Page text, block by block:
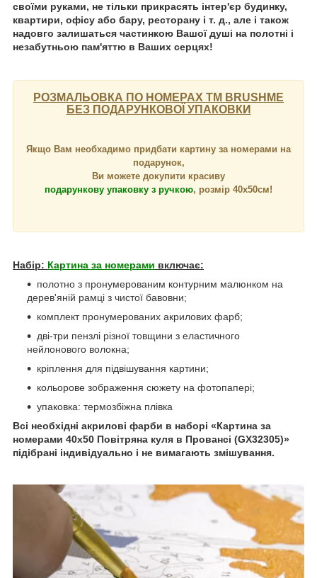
своїми руками, не тільки прикрасять інтер'єр будинку,
квартири, офісу або бару, ресторану і т. д., але і також
надовго залишаться частинкою Вашої душі на полотні і
незабутньою пам'яттю в Ваших серцях!
РОЗМАЛЬОВКА ПО НОМЕРАХ ТМ BRUSHME
БЕЗ ПОДАРУНКОВОЇ УПАКОВКИ
Якщо Вам необхадимо придбати картину за номерами на
подарунок,
Ви можете докупити красиву
подарункову упаковку з ручкою, розмір 40х50см!
Набір: Картина за номерами включає:
полотно з пронумерованим контурним малюнком на
дерев'яній рамці з чистої бавовни;
комплект пронумерованих акрилових фарб;
дві-три пензлі різної товщини з еластичного
нейлонового волокна;
кріплення для підвішування картини;
кольорове зображення сюжету на фотопапері;
упаковка: термозбіжна плівка
Всі необхідні акрилові фарби в наборі «Картина за
номерами 40х50 Повітряна куля в Провансі (GX32305)»
підібрані індивідуально і не вимагають змішування.